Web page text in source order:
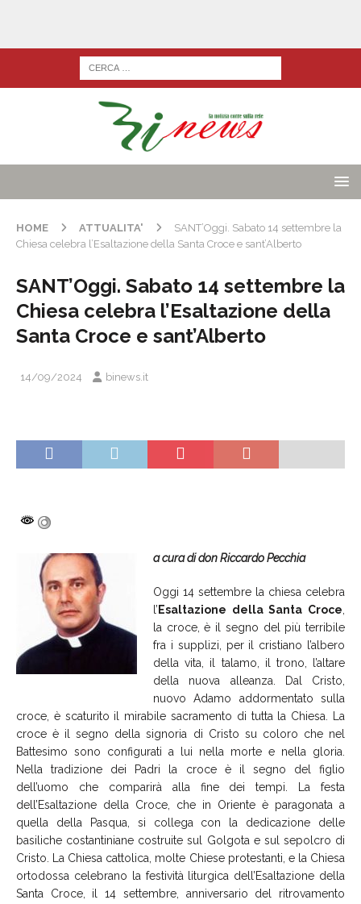
HOME ATTUALITA'
SANT’Oggi. Sabato 14 settembre la
Chiesa celebra l’Esaltazione della Santa Croce e sant’Alberto
SANT’Oggi. Sabato 14 settembre la
Chiesa celebra l’Esaltazione della
Santa Croce e sant’Alberto
14/09/2024 binews.it
a cura di don Riccardo Pecchia
Oggi 14 settembre la chiesa celebra
l’ Esaltazione della Santa Croce,
la croce, è il segno del più terribile
fra i supplizi, per il cristiano l’albero
della vita, il talamo, il trono, l’altare
della nuova alleanza. Dal Cristo,
nuovo Adamo addormentato sulla
croce, è scaturito il mirabile sacramento di tutta la Chiesa. La
croce è il segno della signoria di Cristo su coloro che nel
Battesimo sono configurati a lui nella morte e nella gloria.
Nella tradizione dei Padri la croce è il segno del figlio
dell’uomo che comparirà alla fine dei tempi. La festa
dell’Esaltazione della Croce, che in Oriente è paragonata a
quella della Pasqua, si collega con la dedicazione delle
basiliche costantiniane costruite sul Golgota e sul sepolcro di
Cristo. La Chiesa cattolica, molte Chiese protestanti, e la Chiesa
ortodossa celebrano la festività liturgica dell’Esaltazione della
Santa Croce, il 14 settembre, anniversario del ritrovamento